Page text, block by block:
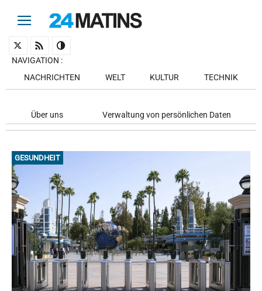
NAVIGATION :
NACHRICHTEN
WELT KULTUR TECHNIK
Über uns Verwaltung von persönlichen Daten
GESUNDHEIT